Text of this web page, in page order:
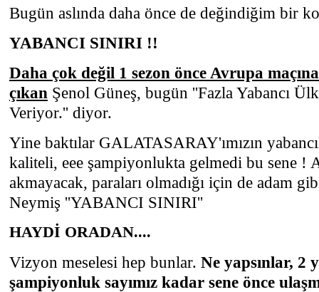
Bugün aslında daha önce de değindiğim bir
YABANCI SINIRI !!
Daha çok değil 1 sezon önce Avrupa
çıkan Şenol Güneş, bugün ''Fazla Yabancı
Veriyor.'' diyor.
Yine baktılar GALATASARAY'ımızın
kaliteli, eee şampiyonlukta gelmedi bu sene !
akmayacak, paraları olmadığı için de adam
Neymiş ''YABANCI SINIRI''
HAYDİ ORADAN....
Vizyon meselesi hep bunlar. Ne yapsınlar, 2
şampiyonluk sayımız kadar sene önce